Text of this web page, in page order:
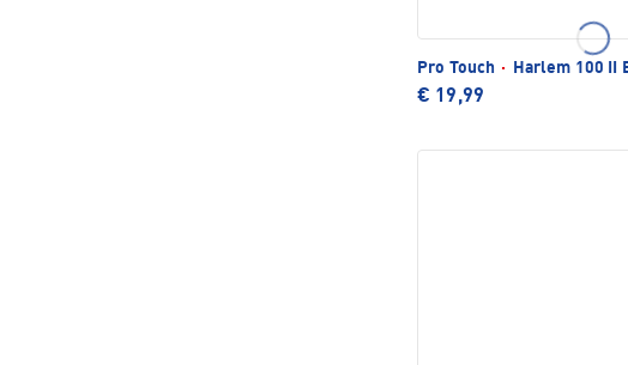
Pro Touch · Harlem 100 II
€ 19,99